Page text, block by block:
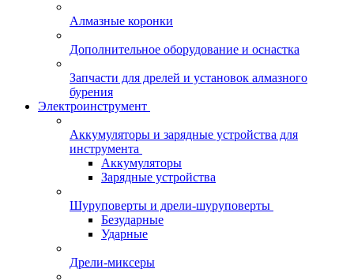
Алмазные коронки
Дополнительное оборудование и оснастка
Запчасти для дрелей и установок алмазного
бурения
Электроинструмент
Аккумуляторы и зарядные устройства для
инструмента
Аккумуляторы
Зарядные устройства
Шуруповерты и дрели-шуруповерты
Безударные
Ударные
Дрели-миксеры